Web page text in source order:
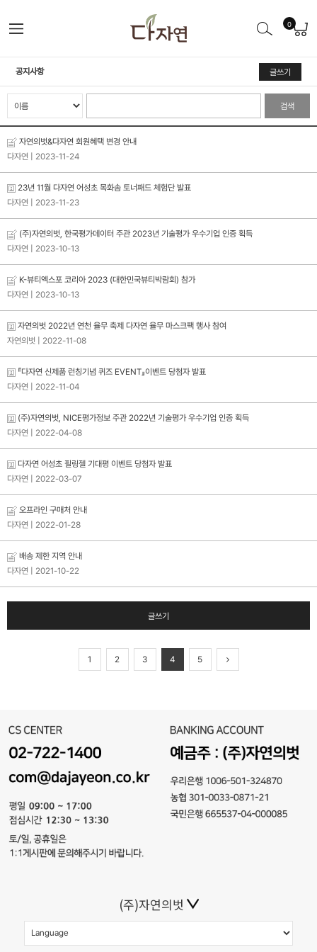
0
공지사항 글쓰기
검색
자연의벗&다자연 회원혜택 변경 안내
다자연
| 2023-11-24
23년 11월 다자연 어성초 목화솜 토너패드 체험단 발표
다자연
| 2023-11-23
(주)자연의벗, 한국평가데이터 주관 2023년 기술평가 우수기업 인증 획득
다자연
| 2023-10-13
K-뷰티엑스포 코리아 2023 (대한민국뷰티박람회) 참가
다자연
| 2023-10-13
자연의벗 2022년 연천 율무 축제 다자연 율무 마스크팩 행사 참여
자연의벗
| 2022-11-08
『다자연 신제품 런칭기념 퀴즈 EVENT』이벤트 당첨자 발표
다자연
| 2022-11-04
(주)자연의벗, NICE평가정보 주관 2022년 기술평가 우수기업 인증 획득
다자연
| 2022-04-08
다자연 어성초 필링젤 기대평 이벤트 당첨자 발표
다자연
| 2022-03-07
오프라인 구매처 안내
다자연
| 2022-01-28
배송 제한 지역 안내
다자연
| 2021-10-22
글쓰기
1 2 3 4 5
(주)자연의벗